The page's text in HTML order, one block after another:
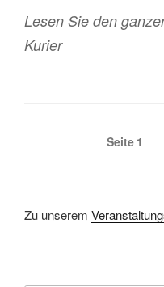
Lesen Sie den
Kurier
Seitennummerierung
Seite 1
Zu unserem